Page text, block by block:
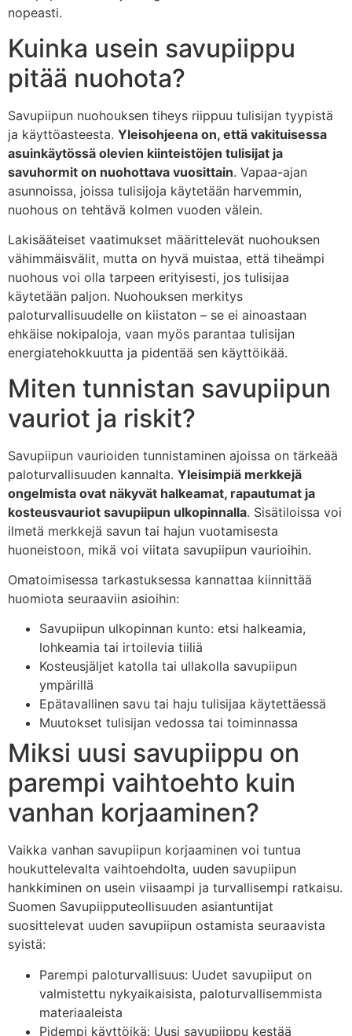
nopeasti.
Kuinka usein savupiippu
pitää nuohota?
Savupiipun nuohouksen tiheys riippuu tulisijan tyypistä
ja käyttöasteesta. Yleisohjeena on, että vakituisessa
asuinkäytössä olevien kiinteistöjen tulisijat ja
savuhormit on nuohottava vuosittain. Vapaa-ajan
asunnoissa, joissa tulisijoja käytetään harvemmin,
nuohous on tehtävä kolmen vuoden välein.
Lakisääteiset vaatimukset määrittelevät nuohouksen
vähimmäisvälit, mutta on hyvä muistaa, että tiheämpi
nuohous voi olla tarpeen erityisesti, jos tulisijaa
käytetään paljon. Nuohouksen merkitys
paloturvallisuudelle on kiistaton – se ei ainoastaan
ehkäise nokipaloja, vaan myös parantaa tulisijan
energiatehokkuutta ja pidentää sen käyttöikää.
Miten tunnistan savupiipun
vauriot ja riskit?
Savupiipun vaurioiden tunnistaminen ajoissa on tärkeää
paloturvallisuuden kannalta. Yleisimpiä merkkejä
ongelmista ovat näkyvät halkeamat, rapautumat ja
kosteusvauriot savupiipun ulkopinnalla. Sisätiloissa voi
ilmetä merkkejä savun tai hajun vuotamisesta
huoneistoon, mikä voi viitata savupiipun vaurioihin.
Omatoimisessa tarkastuksessa kannattaa kiinnittää
huomiota seuraaviin asioihin:
Savupiipun ulkopinnan kunto: etsi halkeamia,
lohkeamia tai irtoilevia tiiliä
Kosteusjäljet katolla tai ullakolla savupiipun
ympärillä
Epätavallinen savu tai haju tulisijaa käytettäessä
Muutokset tulisijan vedossa tai toiminnassa
Miksi uusi savupiippu on
parempi vaihtoehto kuin
vanhan korjaaminen?
Vaikka vanhan savupiipun korjaaminen voi tuntua
houkuttelevalta vaihtoehdolta, uuden savupiipun
hankkiminen on usein viisaampi ja turvallisempi ratkaisu.
Suomen Savupiipputeollisuuden asiantuntijat
suosittelevat uuden savupiipun ostamista seuraavista
syistä:
Parempi paloturvallisuus: Uudet savupiiput on
valmistettu nykyaikaisista, paloturvallisemmista
materiaaleista
Pidempi käyttöikä: Uusi savupiippu kestää